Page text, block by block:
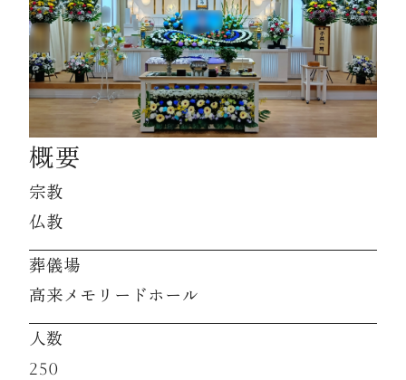
事例
施設案内
お知らせ
資料請求
お見積もり
お問合わせ
概要
宗教
仏教
葬儀場
高来メモリードホール
人数
250